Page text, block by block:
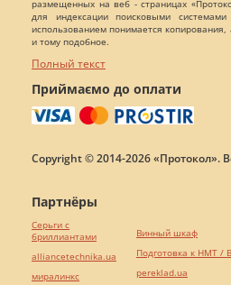
размещенных на веб - страницах
для индексации поисковыми
использованием понимается
и тому подобное.
Полный текст
Приймаємо до оплати
Copyright © 2014-2026 «Протокол».
Партнёры
Серьги с
бриллиантами
alliancetechnika.ua
миралинкс
Винный шкаф
Подготовка к НМТ /
pereklad.ua